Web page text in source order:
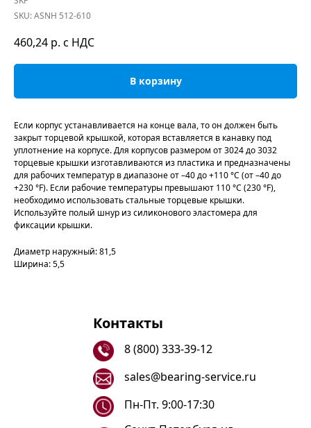
SKU:ASNH 512-610
460,24 р. с НДС
В корзину
Если корпус устанавливается на конце вала, то он должен быть
закрыт торцевой крышкой, которая вставляется в канавку под
уплотнение на корпусе. Для корпусов размером от 3024 до 3032
торцевые крышки изготавливаются из пластика и предназначены
для рабочих температур в диапазоне от –40 до +110 °C (от –40 до
+230 °F). Если рабочие температуры превышают 110 °C (230 °F),
необходимо использовать стальные торцевые крышки.
Используйте полый шнур из силиконового эластомера для
фиксации крышки.
Диаметр наружный: 81,5
Ширина: 5,5
Контакты
8 (800) 333-39-12
sales@bearing-service.ru
Пн-Пт. 9:00-17:30